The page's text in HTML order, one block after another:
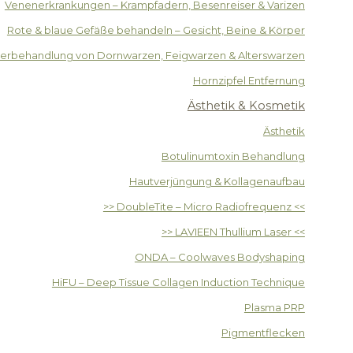
Venenerkrankungen – Krampfadern, Besenreiser & Varizen
Rote & blaue Gefäße behandeln – Gesicht, Beine & Körper
von Dornwarzen, Feigwarzen & Alterswarzen
Hornzipfel Entfernung
Ästhetik & Kosmetik
Ästhetik
Botulinumtoxin Behandlung
Hautverjüngung & Kollagenaufbau
>> DoubleTite – Micro Radiofrequenz <<
>> LAVIEEN Thullium Laser <<
ONDA – Coolwaves Bodyshaping
HiFU – Deep Tissue Collagen Induction Technique
Plasma PRP
Pigmentflecken